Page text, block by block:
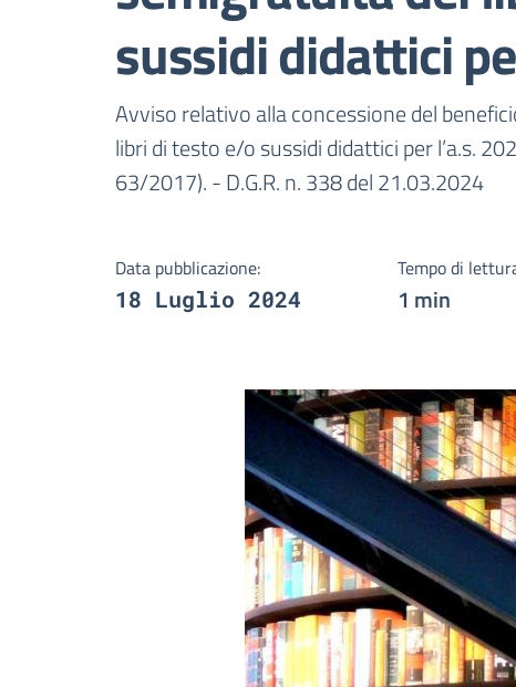
sussidi didattici
Dettagli della notizia
Avviso relativo alla concessione del
libri di testo e/o sussidi didattici per l’a.s.
63/2017). - D.G.R. n. 338 del 21.03.2024
Data pubblicazione:
18 Luglio 2024
Tempo di
1 min